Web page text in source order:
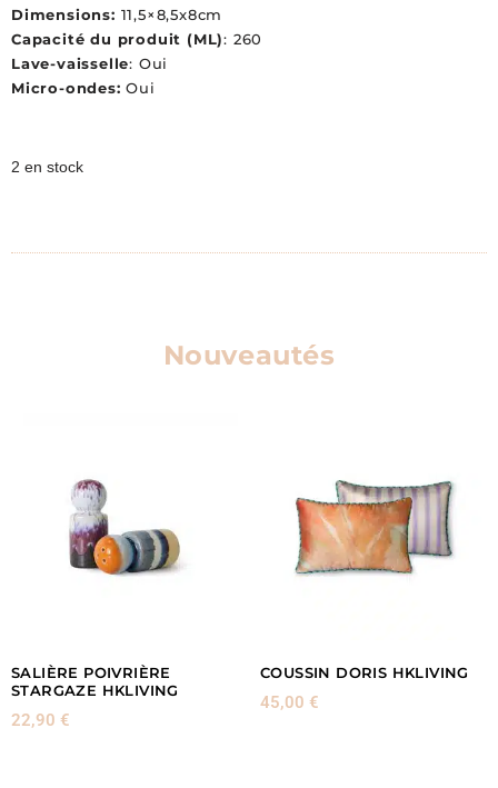
Dimensions: 11,5×8,5x8cm
Capacité du produit (ML): 260
Lave-vaisselle: Oui
Micro-ondes: Oui
2 en stock
Nouveautés
SALIÈRE POIVRIÈRE
STARGAZE HKLIVING
22,90 €
COUSSIN DORIS HKLIVING
45,00 €